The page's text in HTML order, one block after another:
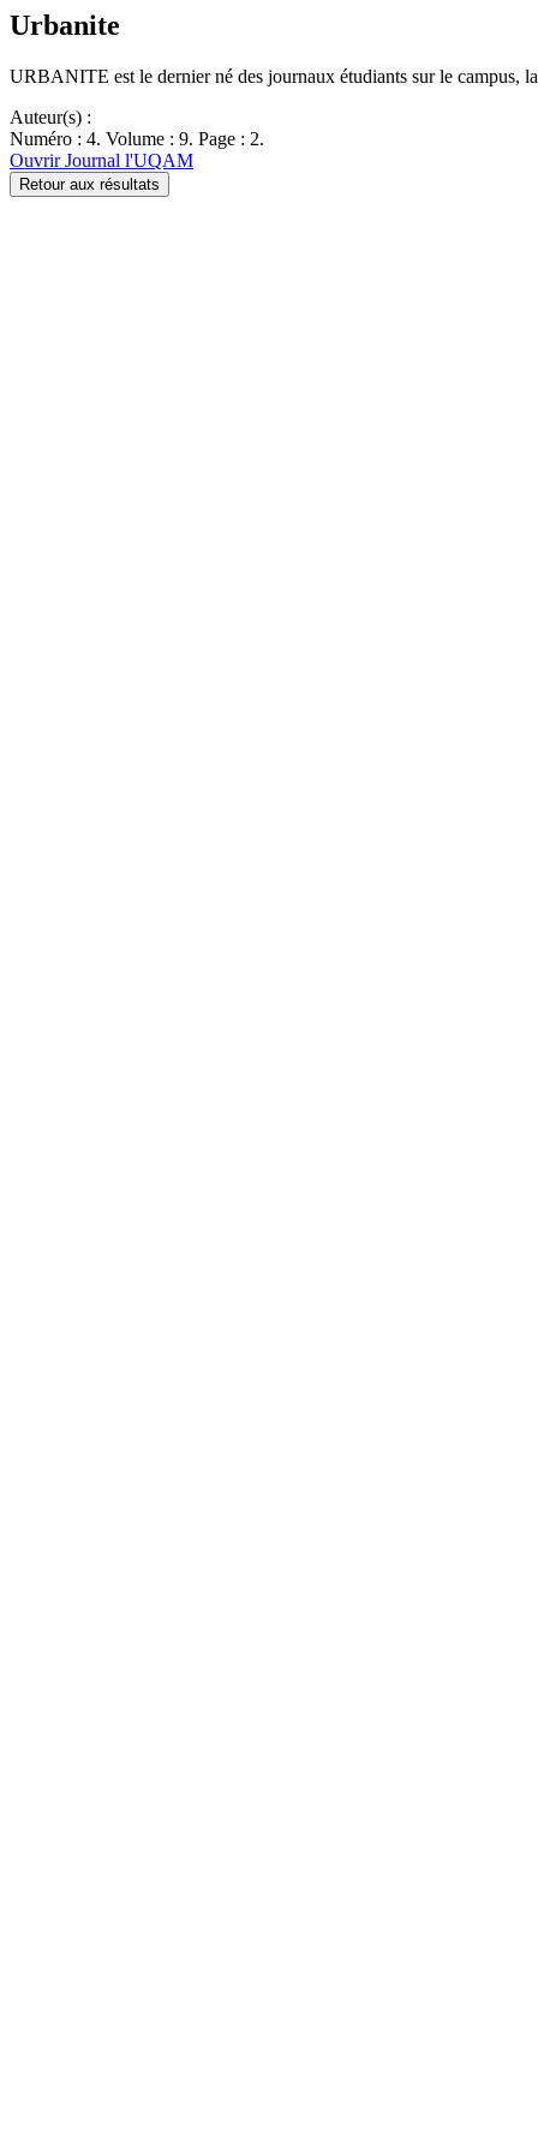
Urbanite
URBANITE est le dernier né des journaux étudiants sur le campus,
Auteur(s) :
Numéro : 4. Volume : 9. Page : 2.
Ouvrir Journal l'UQAM
Retour aux résultats